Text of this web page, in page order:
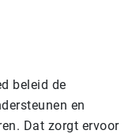
beleid de
en
Dat zorgt ervoor